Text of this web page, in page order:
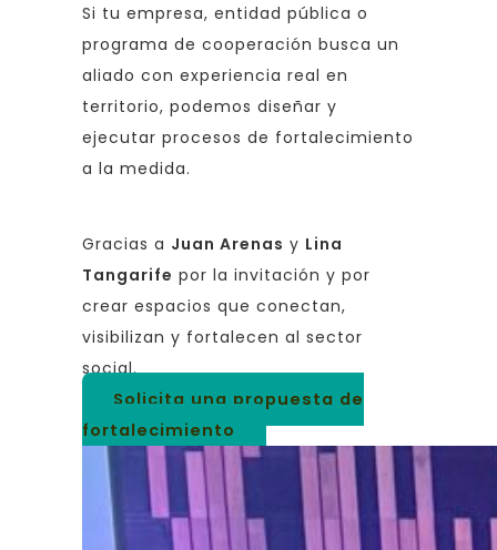
Si tu empresa, entidad pública o
programa de cooperación busca un
aliado con experiencia real en
territorio, podemos diseñar y
ejecutar procesos de fortalecimiento
a la medida.
Gracias a Juan Arenas y Lina
Tangarife por la invitación y por
crear espacios que conectan,
visibilizan y fortalecen al sector
social.
Solicita una propuesta de
fortalecimiento